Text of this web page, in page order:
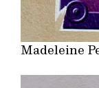
Madeleine